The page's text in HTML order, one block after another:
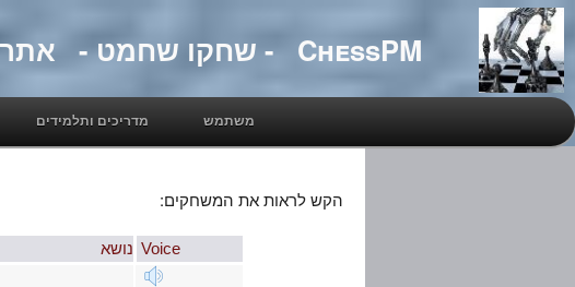
ChessPM - שחקו שחמט - אתר של IM מיכאל פסמן
מדריכים ותלמידים משתמש
הקש לראות את המשחקים:
נושא Voice